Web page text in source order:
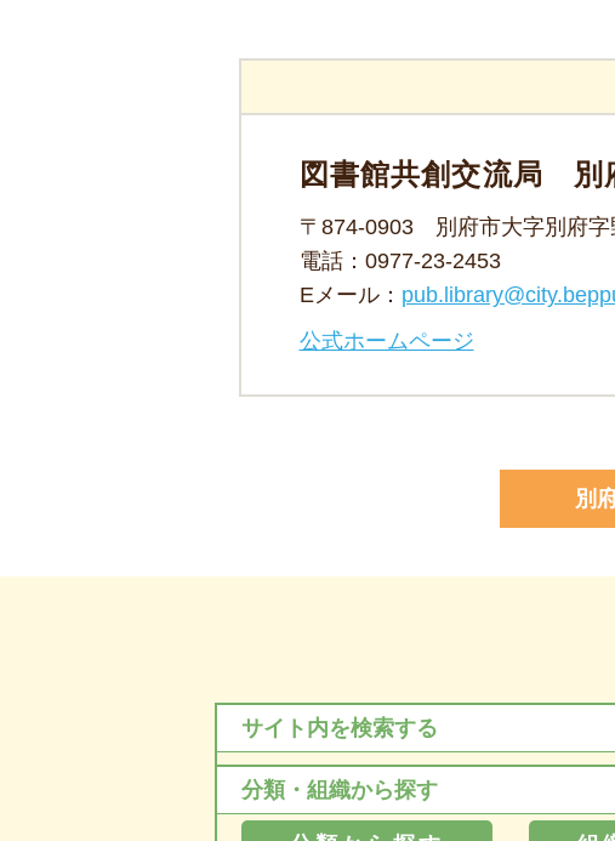
図書館共創交流局
〒874-0903 別府市大字別府字
電話： 0977-23-2453
Eメール：
公式ホームページ
別
サイト内を検索する
分類・組織から探す